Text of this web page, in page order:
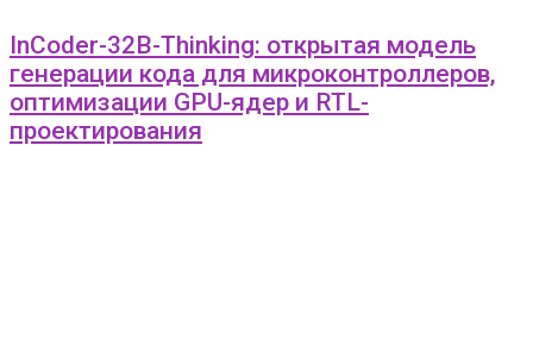
InCoder-32B-Thinking: открытая модель
генерации кода для микроконтроллеров,
оптимизации GPU-ядер и RTL-
проектирования